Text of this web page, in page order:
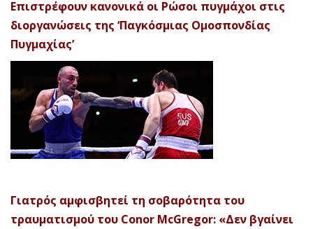
Επιστρέφουν κανονικά οι Ρώσοι πυγμάχοι στις
διοργανώσεις της ‘Παγκόσμιας Ομοσπονδίας
Πυγμαχίας’
Γιατρός αμφισβητεί τη σοβαρότητα του
τραυματισμού του Conor McGregor: «Δεν βγαίνει